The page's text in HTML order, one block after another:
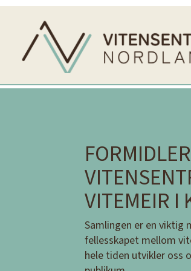
VITEMEIR I
Samlingen er en viktig
fellesskapet mellom
hele tiden utvikler oss